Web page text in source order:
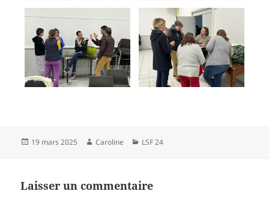
Publié
19 mars 2025 Auteur
Caroline Catégories
LSF 24
Laisser un commentaire